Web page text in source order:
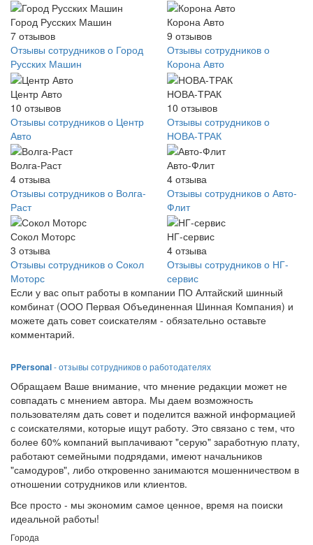
Город Русских Машин
7 отзывов
Отзывы сотрудников о Город
Русских Машин
Корона Авто
9 отзывов
Отзывы сотрудников о
Корона Авто
Центр Авто
10 отзывов
Отзывы сотрудников о Центр
Авто
НОВА-ТРАК
10 отзывов
Отзывы сотрудников о
НОВА-ТРАК
Волга-Раст
4 отзыва
Отзывы сотрудников о Волга-
Раст
Авто-Флит
4 отзыва
Отзывы сотрудников о Авто-
Флит
Сокол Моторс
3 отзыва
Отзывы сотрудников о Сокол
Моторс
НГ-сервис
4 отзыва
Отзывы сотрудников о НГ-
сервис
Если у вас опыт работы в компании ПО Алтайский шинный
комбинат (ООО Первая Объединенная Шинная Компания) и
можете дать совет соискателям - обязательно оставьте
комментарий.
PPersonal- отзывы сотрудников о работодателях
Обращаем Ваше внимание, что мнение редакции может не
совпадать с мнением автора. Мы даем возможность
пользователям дать совет и поделится важной информацией
с соискателями, которые ищут работу. Это связано с тем, что
более 60% компаний выплачивают "серую" заработную плату,
работают семейными подрядами, имеют начальников
"самодуров", либо откровенно занимаются мошенничеством в
отношении сотрудников или клиентов.
Все просто - мы экономим самое ценное, время на поиски
идеальной работы!
Города